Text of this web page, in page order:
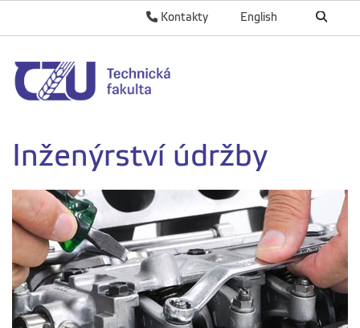
English
Kontakty
Inženýrství údržby